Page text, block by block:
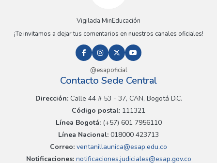
Vigilada MinEducación
¡Te invitamos a dejar tus comentarios en nuestros canales oficiales!
@esapoficial
Contacto Sede Central
Dirección:Calle 44 # 53 - 37, CAN, Bogotá D.C.
Código postal: 111321
Línea Bogotá:(+57) 601 7956110
Línea Nacional: 018000 423713
Correo: ventanillaunica@esap.edu.co
Notificaciones:notificaciones.judiciales@esap.gov.co